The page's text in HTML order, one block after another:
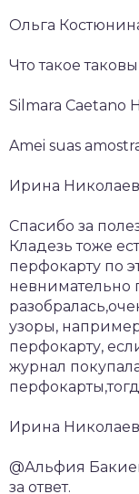
Ольга
Что такое
Silmara Caetano
Amei suas
Ирина
Спасибо за
Кладезь тоже
перфокарту по
невнимательно
узоры,
перфокарту,
журнал
Ирина
@Альфия
за ответ.